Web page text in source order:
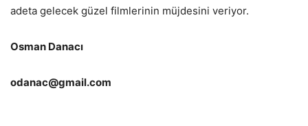
adeta gelecek güzel filmlerinin müjdesini veriyor.
Osman Danacı
odanac@gmail.com